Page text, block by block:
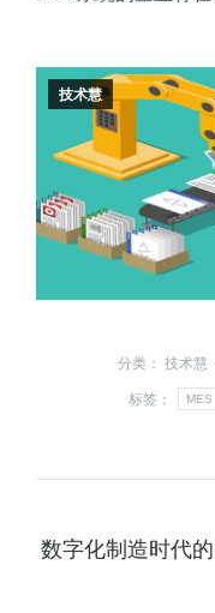
技术慧
分类： 技术慧
标签：
MES
数字化制造时代